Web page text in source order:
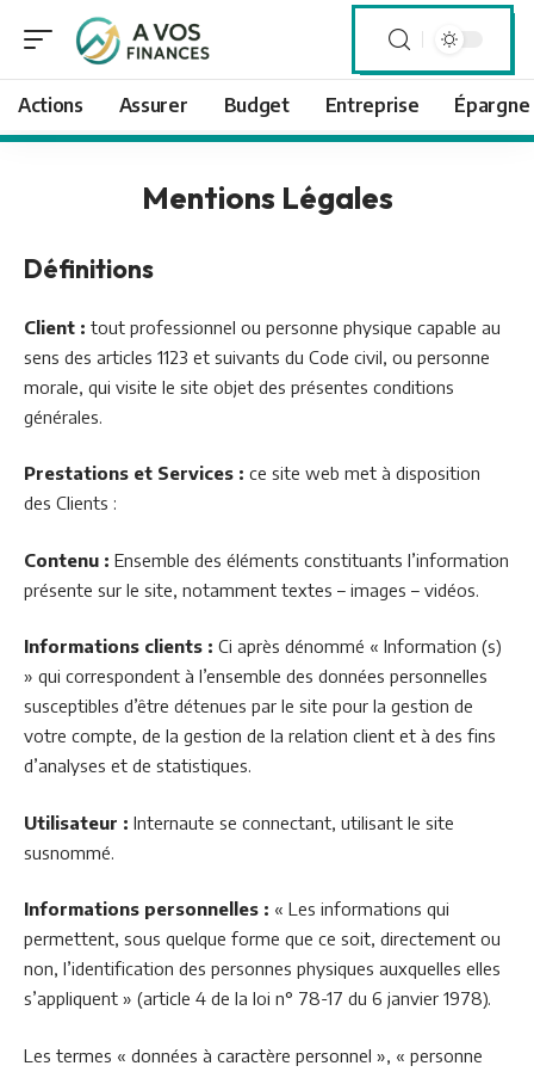
Actions Assurer Budget Entreprise Épargne
Mentions Légales
Définitions
Client : tout professionnel ou personne physique capable au
sens des articles 1123 et suivants du Code civil, ou personne
morale, qui visite le site objet des présentes conditions
générales.
Prestations et Services : ce site web met à disposition
des Clients :
Contenu : Ensemble des éléments constituants l’information
présente sur le site, notamment textes – images – vidéos.
Informations clients : Ci après dénommé « Information (s)
» qui correspondent à l’ensemble des données personnelles
susceptibles d’être détenues par le site pour la gestion de
votre compte, de la gestion de la relation client et à des fins
d’analyses et de statistiques.
Utilisateur : Internaute se connectant, utilisant le site
susnommé.
Informations personnelles : « Les informations qui
permettent, sous quelque forme que ce soit, directement ou
non, l’identification des personnes physiques auxquelles elles
s’appliquent » (article 4 de la loi n° 78-17 du 6 janvier 1978).
Les termes « données à caractère personnel », « personne